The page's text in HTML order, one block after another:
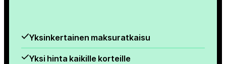
Yksinkertainen maksuratkaisu
Yksi hinta kaikille korteille